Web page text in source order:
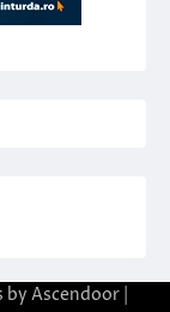
by Ascendoor